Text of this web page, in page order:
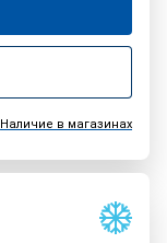
Наличие в магазинах